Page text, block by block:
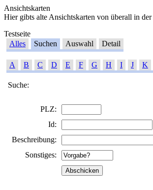
Ansichtskarten
Hier gibts alte Ansichtskarten von überall in
Testseite
Alles
Suchen Auswahl Detail
A B C D E F G H I J K
Suche:
PLZ:
Id:
Beschreibung:
Sonstiges: